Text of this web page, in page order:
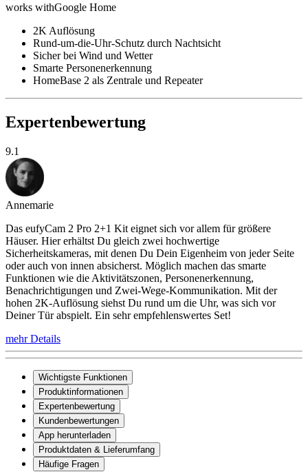
works withGoogle Home
2K Auflösung
Rund-um-die-Uhr-Schutz durch Nachtsicht
Sicher bei Wind und Wetter
Smarte Personenerkennung
HomeBase 2 als Zentrale und Repeater
Expertenbewertung
9.1
Annemarie
Das eufyCam 2 Pro 2+1 Kit eignet sich vor allem für größere
Häuser. Hier erhältst Du gleich zwei hochwertige
Sicherheitskameras, mit denen Du Dein Eigenheim von jeder Seite
oder auch von innen absicherst. Möglich machen das smarte
Funktionen wie die Aktivitätszonen, Personenerkennung,
Benachrichtigungen und Zwei-Wege-Kommunikation. Mit der
hohen 2K-Auflösung siehst Du rund um die Uhr, was sich vor
Deiner Tür abspielt. Ein sehr empfehlenswertes Set!
mehr Details
Wichtigste Funktionen
Produktinformationen
Expertenbewertung
Kundenbewertungen
App herunterladen
Produktdaten & Lieferumfang
Häufige Fragen